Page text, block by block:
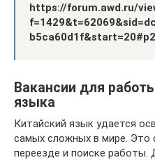
https://forum.awd.ru/
Вакансии для
языка
Китайский язык удается
самых сложных в мире. Это
переезде и поиске работы.